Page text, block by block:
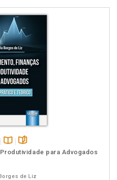
Disponível
páginas para Advogados
de Liz